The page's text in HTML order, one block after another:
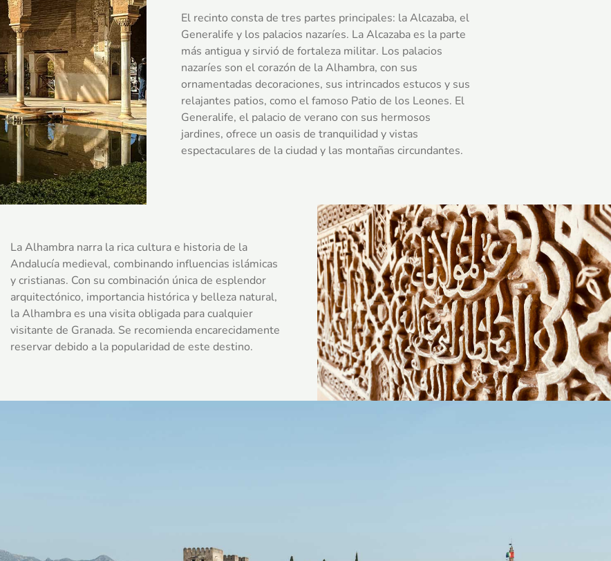
El recinto consta de tres partes principales: la Alcazaba, el
Generalife y los palacios nazaríes. La Alcazaba es la parte
más antigua y sirvió de fortaleza militar. Los palacios
nazaríes son el corazón de la Alhambra, con sus
ornamentadas decoraciones, sus intrincados estucos y sus
relajantes patios, como el famoso Patio de los Leones. El
Generalife, el palacio de verano con sus hermosos
jardines, ofrece un oasis de tranquilidad y vistas
espectaculares de la ciudad y las montañas circundantes.
La Alhambra narra la rica cultura e historia de la
Andalucía medieval, combinando influencias islámicas
y cristianas. Con su combinación única de esplendor
arquitectónico, importancia histórica y belleza natural,
la Alhambra es una visita obligada para cualquier
visitante de Granada. Se recomienda encarecidamente
reservar debido a la popularidad de este destino.